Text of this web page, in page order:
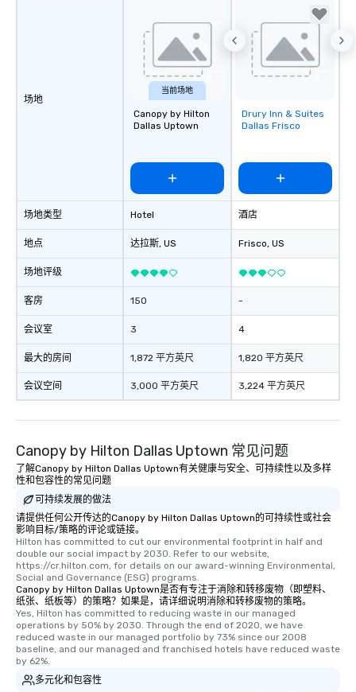
场地
场地类型
地点
场地评级
客房
会议室
最大的房间
会议空间
当前场地
Canopy by Hilton
Dallas Uptown
Hotel
达拉斯, US
150
3
1,872 平方英尺
3,000 平方英尺
Removed from
favorites
Drury Inn & Suites
Dallas Frisco
酒店
Frisco, US
-
4
1,820 平方英尺
3,224 平方英尺
Canopy by Hilton Dallas Uptown 常见问题
了解Canopy by Hilton Dallas Uptown有关健康与安全、可持续性以及多样
性和包容性的常见问题
可持续发展的做法
请提供任何公开传达的Canopy by Hilton Dallas Uptown的可持续性或社会
影响目标/策略的评论或链接。
Hilton has committed to cut our environmental footprint in half and
double our social impact by 2030. Refer to our website,
https://cr.hilton.com, for details on our award-winning Environmental,
Social and Governance (ESG) programs.
Canopy by Hilton Dallas Uptown是否有专注于消除和转移废物（即塑料、
纸张、纸板等）的策略？如果是，请详细说明消除和转移废物的策略。
Yes, Hilton has committed to reducing waste in our managed
operations by 50% by 2030. Through the end of 2020, we have
reduced waste in our managed portfolio by 73% since our 2008
baseline, and our managed and franchised hotels have reduced waste
by 62%.
多元化和包容性